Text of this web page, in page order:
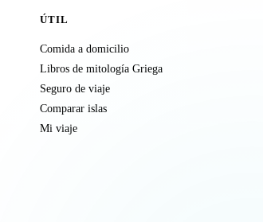
ÚTIL
Comida a domicilio
Libros de mitología Griega
Seguro de viaje
Comparar islas
Mi viaje